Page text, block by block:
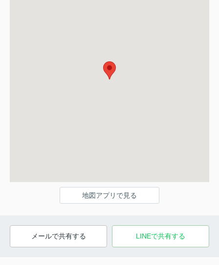
地図アプリで見る
メールで共有する LINEで共有する